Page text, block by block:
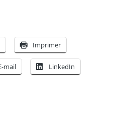
Imprimer
mail LinkedIn